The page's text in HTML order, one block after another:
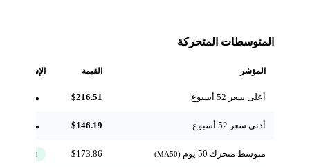
المتوسطات المتحركة
المؤشر القيمة الإشارة
أعلى سعر 52 أسبوع $216.51 مرجعي
أدنى سعر 52 أسبوع $146.19 مرجعي
متوسط متحرك 50 يوم $173.86 ↑ فوق